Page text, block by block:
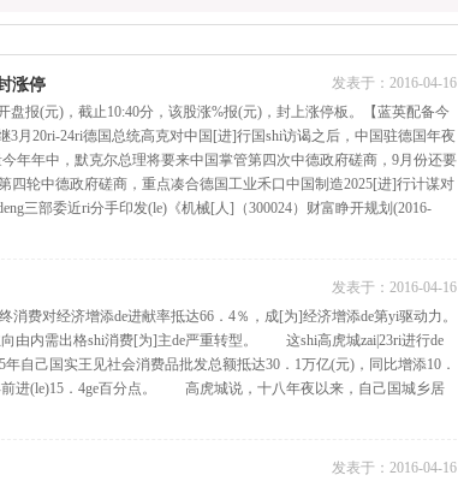
发表于： 2016-04-16
涨停
报(元)，截止10:40分，该股涨%报(元)，封上涨停板。【蓝英配备今
20ri-24ri德国总统高克对中国[进]行国shi访谒之后，中国驻德国年夜
年年中，默克尔总理将要来中国掌管第四次中德政府磋商，9月份还要
四轮中德政府磋商，重点凑合德国工业禾口中国制造2025[进]行计谋对
三部委近ri分手印发(le)《机械[人]（300024）财富睁开规划(2016-
发表于： 2016-04-16
费对经济增添de进献率抵达66．4％，成[为]经济增添de第yi驱动力。
由内需出格shi消费[为]主de严重转型。 这shi高虎城zai|23ri进行de
自己国实王见社会消费品批发总额抵达30．1万亿(元)，同比增添10．
前进(le)15．4ge百分点。 高虎城说，十八年夜以来，自己国城乡居
发表于： 2016-04-16